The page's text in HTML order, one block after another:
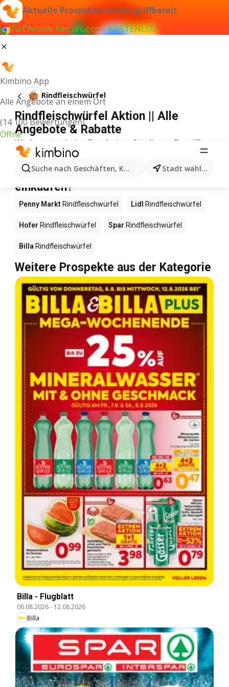
Aktuelle Prospekte immer griffbereit
Zu Chrome hinzufügen – KOSTENLOS
Kimbino App
Alle Angebote an einem Ort
(14 100 Bewertungen)
Öffne
Suche nach Geschäften, Kategorien, Produkten...
Stadt wählen
Rindfleischwürfel
Rindfleischwürfel Aktion || Alle
Angebote & Rabatte
Wir konnten keine Ergebnisse für diesen Begriff
finden.
Rindfleischwürfel im Angebot – Wo
einkaufen?
Penny Markt Rindfleischwürfel Lidl Rindfleischwürfel
Hofer Rindfleischwürfel Spar Rindfleischwürfel
Billa Rindfleischwürfel
Weitere Prospekte aus der Kategorie
Billa - Flugblatt
06.08.2026- 12.08.2026
Billa